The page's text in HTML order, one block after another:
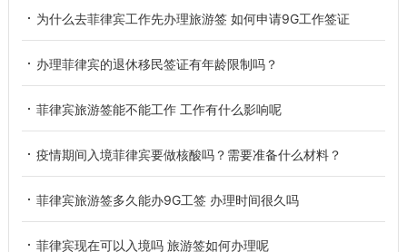
为什么去菲律宾工作先办理旅游签 如何申请9G工作签证
办理菲律宾的退休移民签证有年龄限制吗？
菲律宾旅游签能不能工作 工作有什么影响呢
疫情期间入境菲律宾要做核酸吗？需要准备什么材料？
菲律宾旅游签多久能办9G工签 办理时间很久吗
菲律宾现在可以入境吗 旅游签如何办理呢